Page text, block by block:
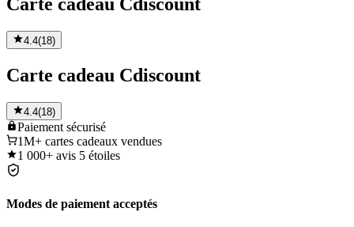
4.4(18)
Carte cadeau Cdiscount
4.4(18)
Paiement sécurisé
1M+ cartes cadeaux vendues
1 000+ avis 5 étoiles
Modes de paiement acceptés